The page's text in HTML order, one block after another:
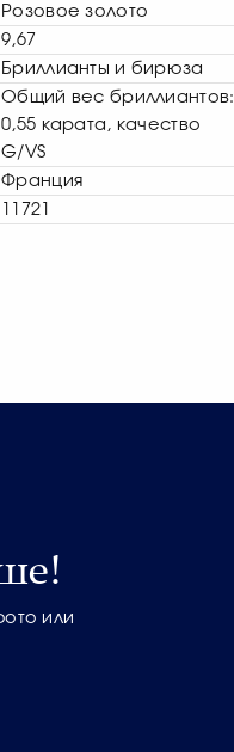
Розовое золото
9,67
Бриллианты и бирюза
Общий вес бриллиантов:
0,55 карата, качество
G/VS
Франция
11721
или